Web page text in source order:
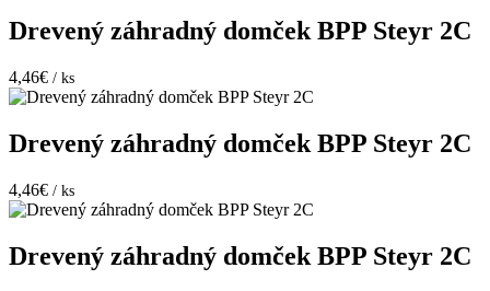
Drevený záhradný domček BPP Steyr 2C
4,46€ / ks
Drevený záhradný domček BPP Steyr 2C
4,46€ / ks
Drevený záhradný domček BPP Steyr 2C